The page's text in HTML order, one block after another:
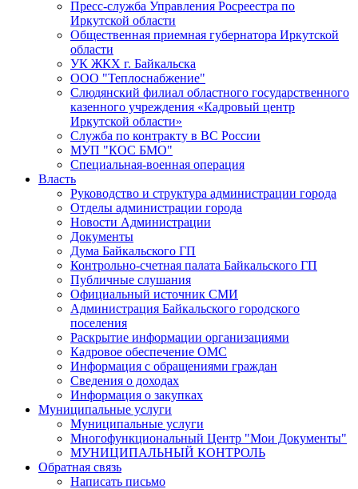
Пресс-служба Управления Росреестра по
Иркутской области
Общественная приемная губернатора Иркутской
области
УК ЖКХ г. Байкальска
ООО "Теплоснабжение"
Слюдянский филиал областного государственного
казенного учреждения «Кадровый центр
Иркутской области»
Служба по контракту в ВС России
МУП "КОС БМО"
Специальная-военная операция
Власть
Руководство и структура администрации города
Отделы администрации города
Новости Администрации
Документы
Дума Байкальского ГП
Контрольно-счетная палата Байкальского ГП
Публичные слушания
Официальный источник СМИ
Администрация Байкальского городского
поселения
Раскрытие информации организациями
Кадровое обеспечение ОМС
Информация с обращениями граждан
Сведения о доходах
Информация о закупках
Муниципальные услуги
Муниципальные услуги
Многофункциональный Центр "Мои Документы"
МУНИЦИПАЛЬНЫЙ КОНТРОЛЬ
Обратная связь
Написать письмо